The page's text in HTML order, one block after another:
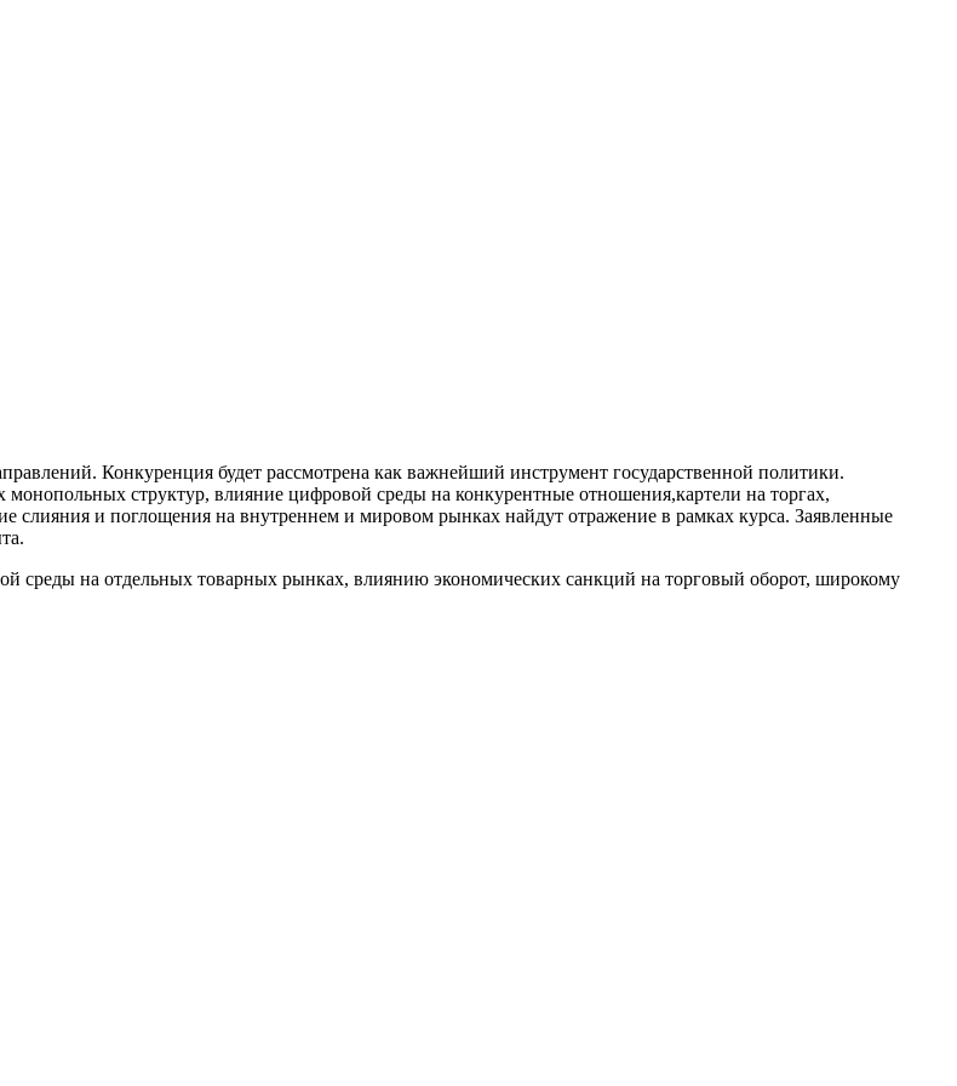
Конкуренция будет рассмотрена как важнейший инструмент государственной политики.
структур, влияние цифровой среды на конкурентные отношения,картели на торгах,
слияния и поглощения на внутреннем и мировом рынках найдут отражение в рамках курса. Заявленные
среды на отдельных товарных рынках, влиянию экономических санкций на торговый оборот, широкому